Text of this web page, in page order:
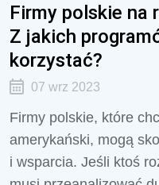
Firmy polskie na
Z jakich
korzystać?
07 wrz 2023
Firmy polskie, które
amerykański, mogą
i wsparcia. Jeśli ktoś